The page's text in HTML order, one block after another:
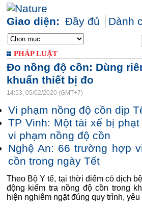
Giao diện: Đầy đủ Dành
PHÁP LUẬT
Đo nồng độ cồn: Dùng
khuẩn thiết bị đo
14:53, 05/02/2020 (GMT+7)
Vi phạm nồng độ cồn dịp
TP Vinh: Một tài xế bị
vi phạm nồng độ cồn
Nghệ An: 66 trường hợp
cồn trong ngày Tết
Theo Bộ Y tế, tại thời điểm có dịch
động kiểm tra nồng độ cồn trong
hiện nghiêm ngặt đúng quy trình, yêu